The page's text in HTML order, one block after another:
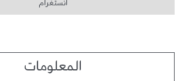
انستغرام
المعلومات